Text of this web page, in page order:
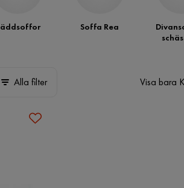
Soffa Rea
Alla filter Visa bara